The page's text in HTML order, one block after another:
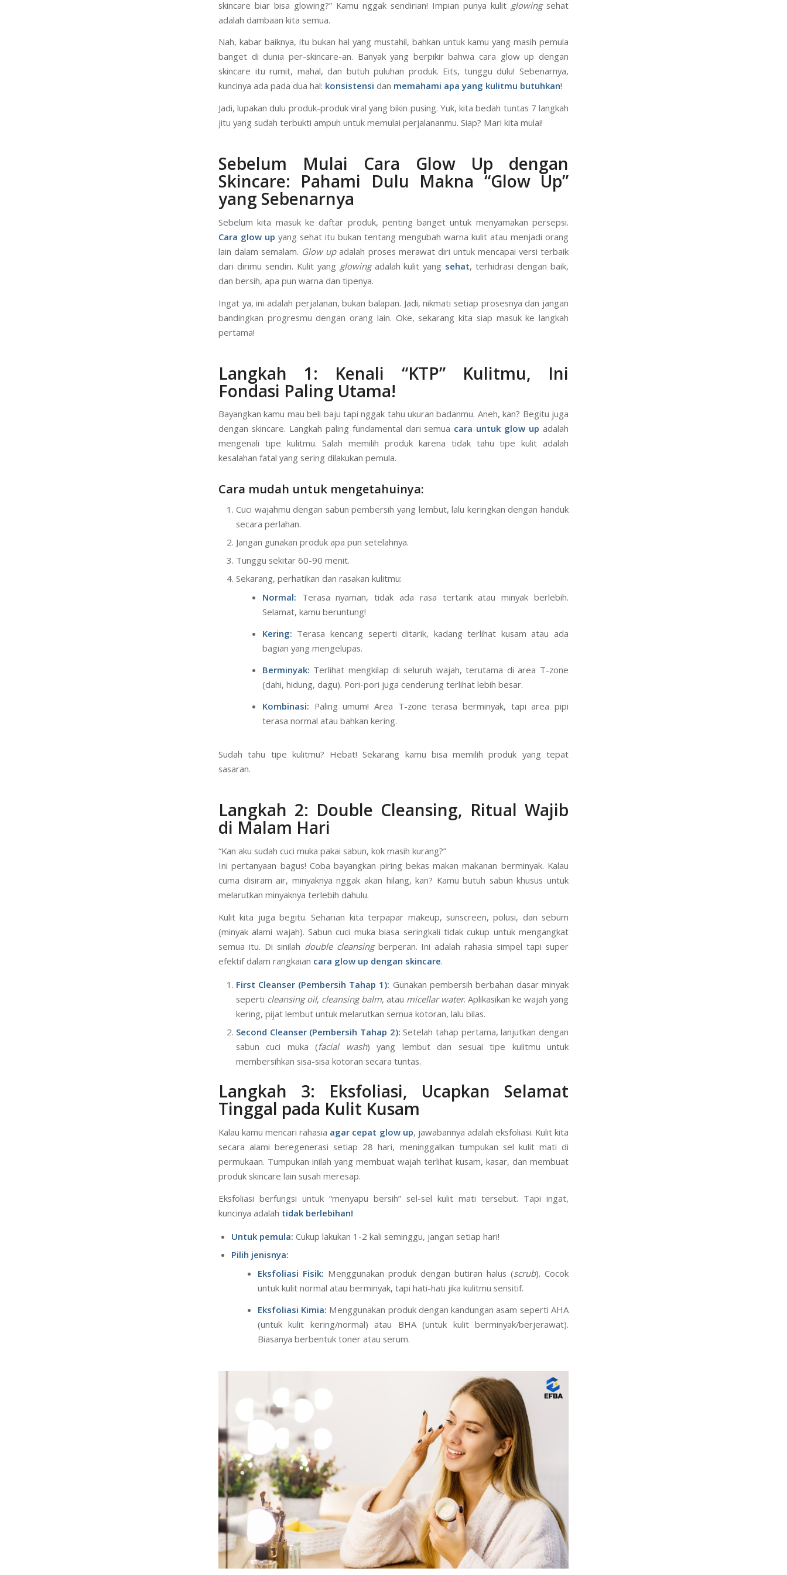
Pernah nggak sih kamu scroll media sosial dan melihat kulit orang-orang begitu sehat,
skincare biar bisa glowing?” Kamu nggak sendirian! Impian punya kulit glowingsehat
adalah dambaan kita semua.
Nah, kabar baiknya, itu bukan hal yang mustahil, bahkan untuk kamu yang masih pemula
skincare itu rumit, mahal, dan butuh puluhan produk. Eits, tunggu dulu! Sebenarnya,
kuncinya ada pada dua hal:konsistensidanmemahami apa yang kulitmu butuhkan
jitu yang sudah terbukti ampuh untuk memulai perjalananmu. Siap? Mari kita mulai!
Sebelum Mulai Cara Glow Up dengan
Skincare: Pahami Dulu Makna “Glow Up”
yang Sebenarnya
Sebelum kita masuk ke daftar produk, penting banget untuk menyamakan persepsi.
Cara glow up yang sehat itu bukan tentang mengubah warna kulit atau menjadi orang
dari dirimu sendiri. Kulit yang glowingadalah kulit yangsehat, terhidrasi dengan baik,
dan bersih, apa pun warna dan tipenya.
pertama!
Langkah 1: Kenali “KTP” Kulitmu, Ini
Fondasi Paling Utama!
Bayangkan kamu mau beli baju tapi nggak tahu ukuran badanmu. Aneh, kan? Begitu juga
mengenali tipe kulitmu. Salah memilih produk karena tidak tahu tipe kulit adalah
kesalahan fatal yang sering dilakukan pemula.
Cara mudah untuk mengetahuinya:
Cuci wajahmu dengan sabun pembersih yang lembut, lalu keringkan dengan handuk
secara perlahan.
Jangan gunakan produk apa pun setelahnya.
Tunggu sekitar 60-90 menit.
Sekarang, perhatikan dan rasakan kulitmu:
Normal:
Terasa nyaman, tidak ada rasa tertarik atau minyak berlebih.
Selamat, kamu beruntung!
Kering:Terasa kencang seperti ditarik, kadang terlihat kusam atau ada
bagian yang mengelupas.
Berminyak: Terlihat mengkilap di seluruh wajah, terutama di area T-zone
(dahi, hidung, dagu). Pori-pori juga cenderung terlihat lebih besar.
terasa normal atau bahkan kering.
sasaran.
Langkah 2: Double Cleansing, Ritual Wajib
di Malam Hari
“Kan aku sudah cuci muka pakai sabun, kok masih kurang?”
cuma disiram air, minyaknya nggak akan hilang, kan? Kamu butuh sabun khusus untuk
melarutkan minyaknya terlebih dahulu.
Kulit kita juga begitu. Seharian kita terpapar makeup, sunscreen, polusi, dan sebum
semua itu. Di sinilahdouble cleansingberperan. Ini adalah rahasia simpel tapi super
efektif dalam rangkaiancara glow up dengan skincare .
cleansing oil , atau micellar water
. Aplikasikan ke wajah yang
kering, pijat lembut untuk melarutkan semua kotoran, lalu bilas.
sabun cuci muka (
facial wash) yang lembut dan sesuai tipe kulitmu untuk
membersihkan sisa-sisa kotoran secara tuntas.
Langkah 3: Eksfoliasi, Ucapkan Selamat
Tinggal pada Kulit Kusam
Kalau kamu mencari rahasiaagar cepat glow up
permukaan. Tumpukan inilah yang membuat wajah terlihat kusam, kasar, dan membuat
produk skincare lain susah meresap.
Eksfoliasi berfungsi untuk “menyapu bersih” sel-sel kulit mati tersebut. Tapi ingat,
kuncinya adalahtidak berlebihan!
Untuk pemula:Cukup lakukan 1-2 kali seminggu, jangan setiap hari!
Pilih jenisnya:
Eksfoliasi Fisik:Menggunakan produk dengan butiran halus (scrub). Cocok
untuk kulit normal atau berminyak, tapi hati-hati jika kulitmu sensitif.